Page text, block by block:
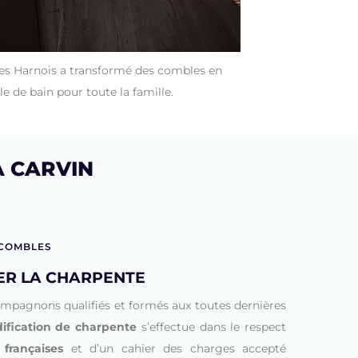
Harnois a transformé des combles en
de bain pour toute la famille.
CARVIN
LA CHARPENTE
qualifiés et formés aux toutes dernières
de charpente s’effectue dans le respect
et d’un cahier des charges accepté